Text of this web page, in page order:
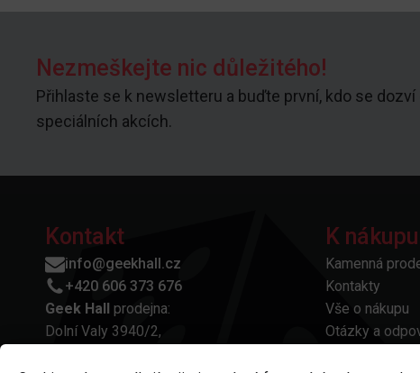
Nezmeškejte nic důležitého!
Přihlaste se k newsletteru a buďte první, kdo se dozví
speciálních akcích.
Kontakt
info@geekhall.cz
+420 606 373 676
Geek Hall prodejna:
Dolní Valy 3940/2,
K nákupu
Kamenná
Kontakty
Vše o nákupu
Otázky a